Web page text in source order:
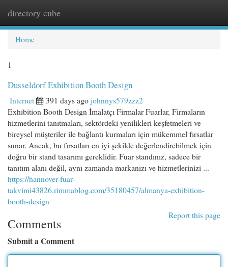
directory cube
Home
1
Dusseldorf Exhibition Booth Design
Internet 391 days agojohnnys579zzz2
Exhibition Booth Design İmalatçı Firmalar Fuarlar, Firmaların
hizmetlerini tanıtmaları, sektördeki yenilikleri keşfetmeleri ve
bireysel müşteriler ile bağlantı kurmaları için mükemmel fırsatlar
sunar. Ancak, bu fırsatları en iyi şekilde değerlendirebilmek için
doğru bir stand tasarımı gereklidir. Fuar standınız, sadece bir
tanıtım alanı değil, aynı zamanda markanızı ve hizmetlerinizi ...
https://hannover-fuar-
takvimi43826.rimmablog.com/35180457/almanya-exhibition-
booth-design
Report this page
Comments
Submit a Comment